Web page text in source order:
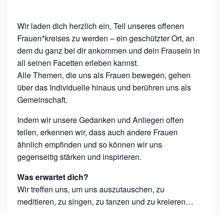
E
I
S
–
R
A
M
U
N
Z
E
Wir laden dich herzlich ein, Teil unseres offenen
Frauen*kreises zu werden – ein geschützter Ort, an
dem du ganz bei dir ankommen und dein Frausein in
all seinen Facetten erleben kannst.
Alle Themen, die uns als Frauen bewegen, gehen
über das Individuelle hinaus und berühren uns als
Gemeinschaft.
Indem wir unsere Gedanken und Anliegen offen
teilen, erkennen wir, dass auch andere Frauen
ähnlich empfinden und so können wir uns
gegenseitig stärken und inspirieren.
Was erwartet dich?
Wir treffen uns, um uns auszutauschen, zu
meditieren, zu singen, zu tanzen und zu kreieren…